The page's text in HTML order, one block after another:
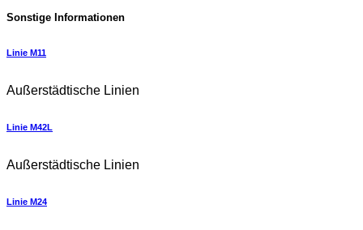
Sonstige Informationen
Linie M11
Außerstädtische Linien
Linie M42L
Außerstädtische Linien
Linie M24